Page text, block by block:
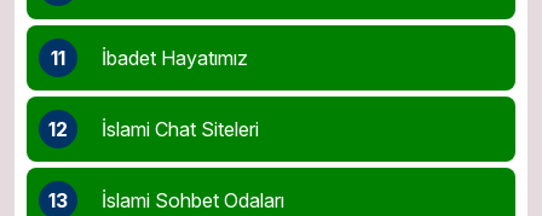
11 İbadet Hayatımız
12 İslami Chat Siteleri
13 İslami Sohbet Odaları